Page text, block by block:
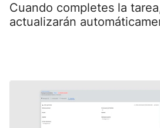
Cuando completes la
actualizarán